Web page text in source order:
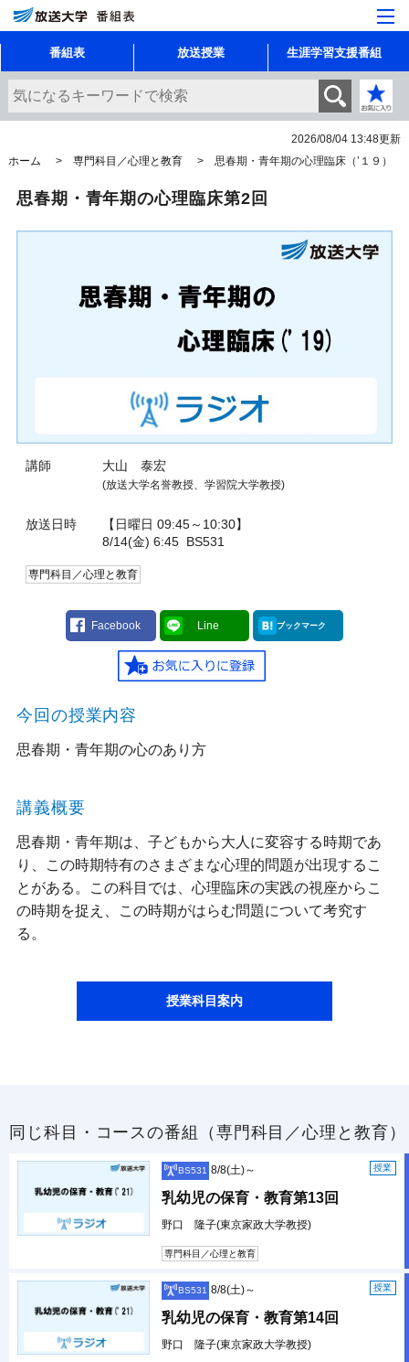
番組表 放送授業 生涯学習支援番組
2026/08/04 13:48更新
ホーム
専門科目／心理と教育 思春期・青年期の心理臨床（’１９）
思春期・青年期の心理臨床第2回
講師 大山 泰宏
(放送大学名誉教授、学習院大学教授)
放送日時
【日曜日 09:45～10:30】
8/14(金) 6:45BS531
専門科目／心理と教育
Facebook Line ブックマーク
今回の授業内容
思春期・青年期の心のあり方
講義概要
思春期・青年期は、子どもから大人に変容する時期であ
り、この時期特有のさまざまな心理的問題が出現するこ
とがある。この科目では、心理臨床の実践の視座からこ
の時期を捉え、この時期がはらむ問題について考究す
る。
授業科目案内
同じ科目・コースの番組（専門科目／心理と教育）
BS531 授業
8/8(土)～
乳幼児の保育・教育第13回
野口 隆子(東京家政大学教授)
専門科目／心理と教育
BS531 授業
8/8(土)～
乳幼児の保育・教育第14回
野口 隆子(東京家政大学教授)